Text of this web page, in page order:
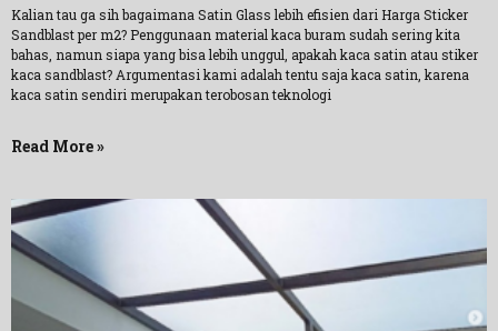
Kalian tau ga sih bagaimana Satin Glass lebih efisien dari Harga Sticker
Sandblast per m2? Penggunaan material kaca buram sudah sering kita
bahas, namun siapa yang bisa lebih unggul, apakah kaca satin atau stiker
kaca sandblast? Argumentasi kami adalah tentu saja kaca satin, karena
kaca satin sendiri merupakan terobosan teknologi
Read More »